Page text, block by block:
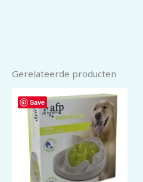
Gerelateerde producten
Save